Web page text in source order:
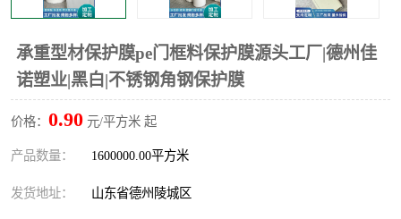
承重型材保护膜pe门框料保护膜源头工厂|德州佳
诺塑业|黑白|不锈钢角钢保护膜
价格： 0.90 元/平方米 起
产品数量： 1600000.00平方米
发货地址： 山东省德州陵城区
不锈钢板保护膜 一次性隔离膜